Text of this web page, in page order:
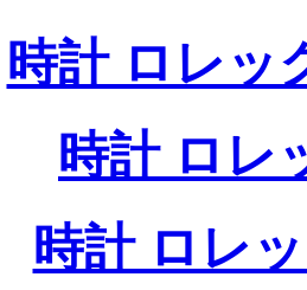
時計 ロレッ
時計 ロレ
時計 ロレ